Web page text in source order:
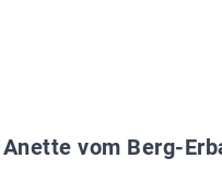
vom Berg-